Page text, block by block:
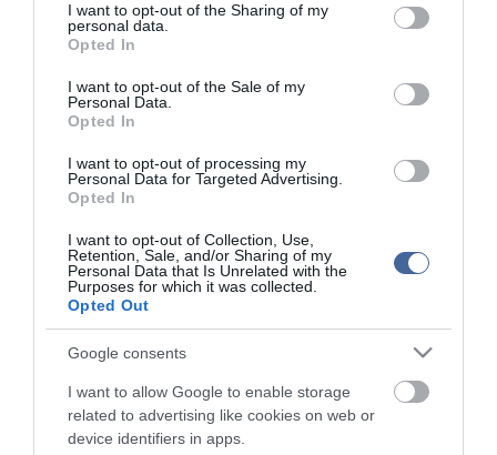
not limited to your visit or usage behaviour. You may click to
grant or deny consent to Google and its third-party tags to
use your data for below specified purposes in below Google
consent section.
I want to opt-out of the Sharing of my
personal data.
Opted In
I want to opt-out of the Sale of my
Personal Data.
Opted In
I want to opt-out of processing my
Personal Data for Targeted Advertising.
Opted In
I want to opt-out of Collection, Use,
Retention, Sale, and/or Sharing of my
Personal Data that Is Unrelated with the
Purposes for which it was collected.
Opted Out
Google consents
I want to allow Google to enable storage
related to advertising like cookies on web or
device identifiers in apps.
Figyelem! A cikkhez hozzáfűzött hozzászólások nem a
network nézeteit
tükrözik. A szerkesztőség mindössze a hírek publikációjával foglalkozik, a
kommenteket nem tudja befolyásolni - azok az olvasók személyes véleményét
Kérjük, kulturáltan, mások személyiségi jogainak és jó hírnevének tiszteletben
tartásával kommenteljenek!
ma.hu legfrissebb hírei:
Árpádot
Magyar Péter: átfogó energiafejlesztési tervet fogadott el a
kormány